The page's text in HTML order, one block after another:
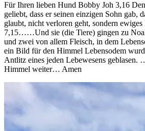
Für Ihren lieben Hund Bobby Joh 3,16
geliebt, dass er seinen einzigen Sohn gab,
glaubt, nicht verloren geht, sondern
7,15……Und sie (die Tiere) gingen zu
und zwei von allem Fleisch, in dem
ein Bild für den Himmel Lebensodem
Antlitz eines jeden Lebewesens geblasen.
Himmel weiter… Amen